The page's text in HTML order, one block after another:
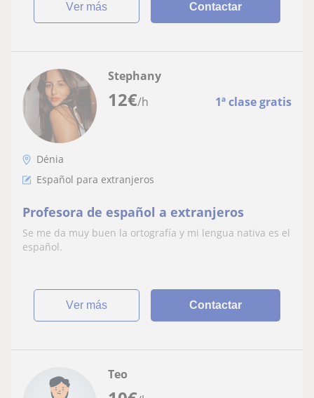
ver más Contactar
12€/h 1ª clase gratis
Stephany
Dénia
Español para extranjeros
Profesora de español a extranjeros
Se me da muy buen la ortografía y mi lengua nativa es el
español.
ver más Contactar
Teo